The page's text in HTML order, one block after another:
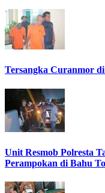
Tersangka Curanmor
Unit Resmob Polresta
Perampokan di Bahu